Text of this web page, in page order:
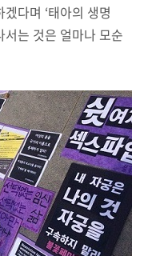
다며 ‘태아의 생명
서는 것은 얼마나 모순